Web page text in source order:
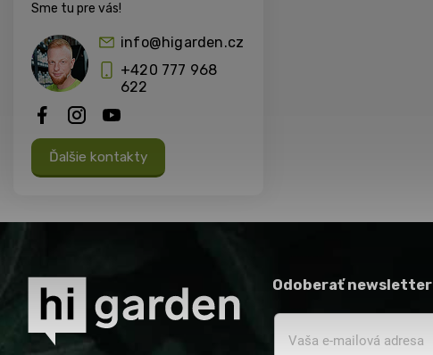
Sme tu pre vás!
info@higarden.cz
+420 777 968
622
Ďalšie kontakty
Odoberať newsletter